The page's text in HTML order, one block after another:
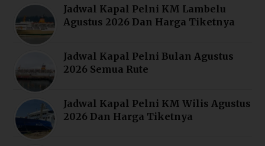
Jadwal Kapal Pelni KM Lambelu
Agustus 2026 Dan Harga Tiketnya
Jadwal Kapal Pelni Bulan Agustus
2026 Semua Rute
Jadwal Kapal Pelni KM Wilis Agustus
2026 Dan Harga Tiketnya